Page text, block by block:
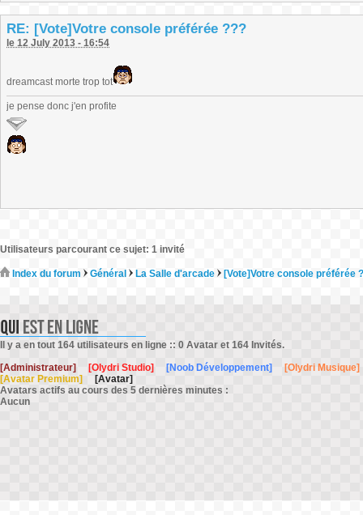
RE: [Vote]Votre console préférée ???
le 12 July 2013 - 16:54
dreamcast morte trop tot
je pense donc j'en profite
Utilisateurs parcourant ce sujet: 1 invité
Index du forum Général La Salle d'arcade [Vote]Votre console préférée
Il y a en tout 164 utilisateurs en ligne :: 0 Avatar et 164 Invités.
[Administrateur]
[Olydri Studio] [Noob Développement]
[Olydri Musique]
[Avatar Premium]
[Avatar]
Avatars actifs au cours des 5 dernières minutes :
Aucun